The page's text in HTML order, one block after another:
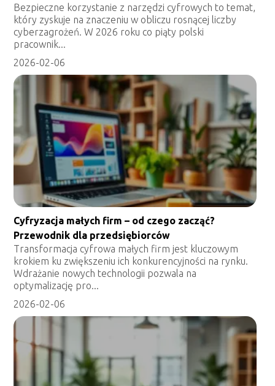
Bezpieczne korzystanie z narzędzi cyfrowych to temat,
który zyskuje na znaczeniu w obliczu rosnącej liczby
cyberzagrożeń. W 2026 roku co piąty polski
pracownik...
2026-02-06
Cyfryzacja małych firm – od czego zacząć?
Przewodnik dla przedsiębiorców
Transformacja cyfrowa małych firm jest kluczowym
krokiem ku zwiększeniu ich konkurencyjności na rynku.
Wdrażanie nowych technologii pozwala na
optymalizację pro...
2026-02-06